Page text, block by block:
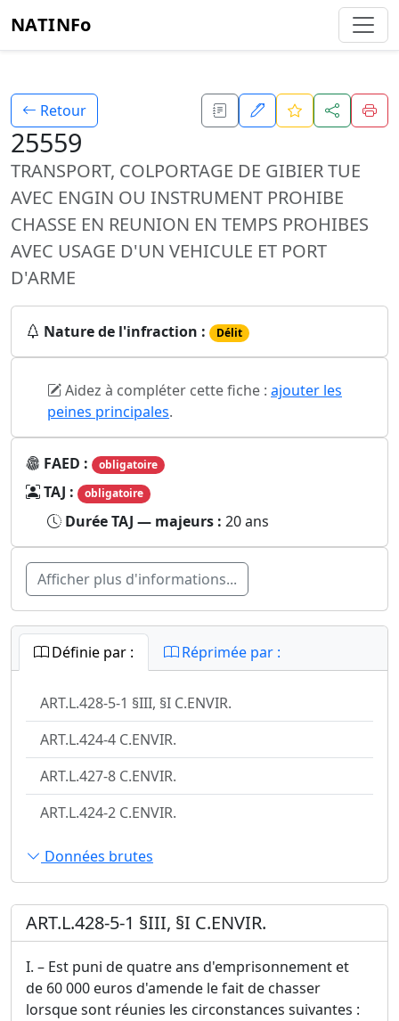
NATINFo
Retour
25559
TRANSPORT, COLPORTAGE DE GIBIER TUE
AVEC ENGIN OU INSTRUMENT PROHIBE
CHASSE EN REUNION EN TEMPS PROHIBES
AVEC USAGE D'UN VEHICULE ET PORT
D'ARME
Nature de l'infraction : Délit
Aidez à compléter cette fiche : ajouter les
peines principales.
FAED : obligatoire
TAJ : obligatoire
Durée TAJ — majeurs : 20 ans
Afficher plus d'informations...
Définie par : Réprimée par :
ART.L.428-5-1 §III, §I C.ENVIR.
ART.L.424-4 C.ENVIR.
ART.L.427-8 C.ENVIR.
ART.L.424-2 C.ENVIR.
Données brutes
ART.L.428-5-1 §III, §I C.ENVIR.
I. – Est puni de quatre ans d'emprisonnement et
de 60 000 euros d'amende le fait de chasser
lorsque sont réunies les circonstances suivantes :